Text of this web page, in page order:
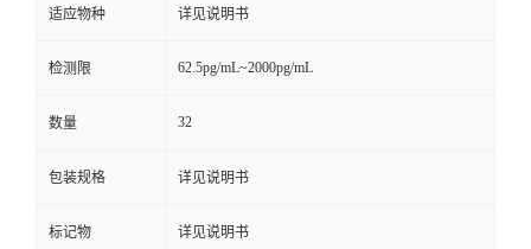
适应物种 详见说明书
检测限 62.5pg/mL~2000pg/mL
数量 32
包装规格 详见说明书
标记物 详见说明书